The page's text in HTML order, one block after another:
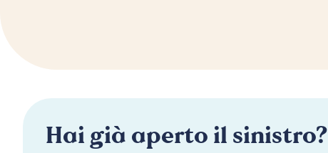
Hai già aperto il sinistro?